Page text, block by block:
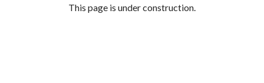
This page is under construction.